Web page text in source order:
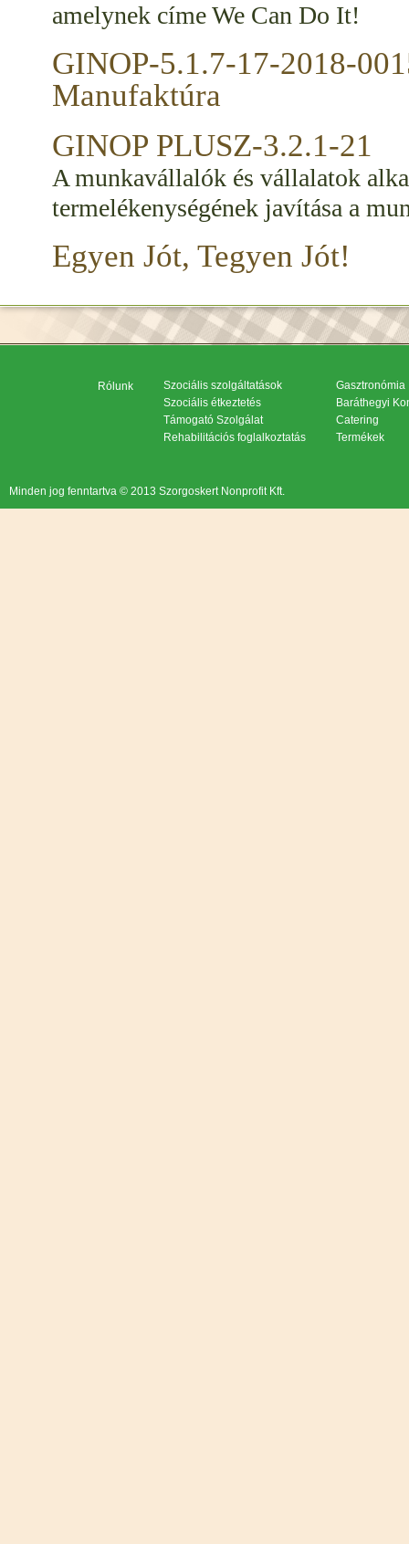
amelynek címe We Can Do It!
GINOP-5.1.7-17-2018-
Manufaktúra
GINOP PLUSZ-3.2.1-21
A munkavállalók és vállalatok
termelékenységének javítása a
Egyen Jót, Tegyen Jót!
Rólunk
Szociális szolgáltatások
Szociális étkeztetés
Támogató Szolgálat
Rehabilitációs foglalkoztatás
Gasztronómia
Baráthegyi
Catering
Termékek
Minden jog fenntartva © 2013 Szorgoskert Nonprofit Kft.